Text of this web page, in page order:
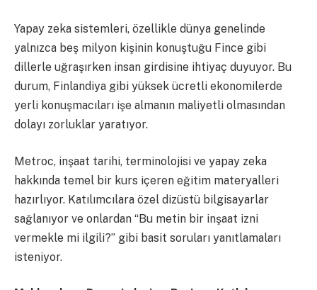
Yapay zeka sistemleri, özellikle dünya genelinde
yalnızca beş milyon kişinin konuştuğu Fince gibi
dillerle uğraşırken insan girdisine ihtiyaç duyuyor. Bu
durum, Finlandiya gibi yüksek ücretli ekonomilerde
yerli konuşmacıları işe almanın maliyetli olmasından
dolayı zorluklar yaratıyor.
Metroc, inşaat tarihi, terminolojisi ve yapay zeka
hakkında temel bir kurs içeren eğitim materyalleri
hazırlıyor. Katılımcılara özel dizüstü bilgisayarlar
sağlanıyor ve onlardan “Bu metin bir inşaat izni
vermekle mi ilgili?” gibi basit soruları yanıtlamaları
isteniyor.